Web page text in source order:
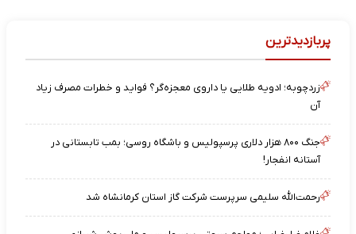
پربازدیدترین
زردچوبه؛ ادویه طلایی یا داروی معجزه‌گر؟ فواید و خطرات مصرف زیاد
آن
جنگ ۸۰۰ هزار دلاری پرسپولیس و باشگاه روسی؛ بمب تابستانی در
آستانه انفجار!
رحمت‌الله سلیمی سرپرست شرکت گاز استان کرمانشاه شد